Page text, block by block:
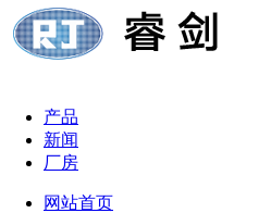
产品
新闻
厂房
网站首页